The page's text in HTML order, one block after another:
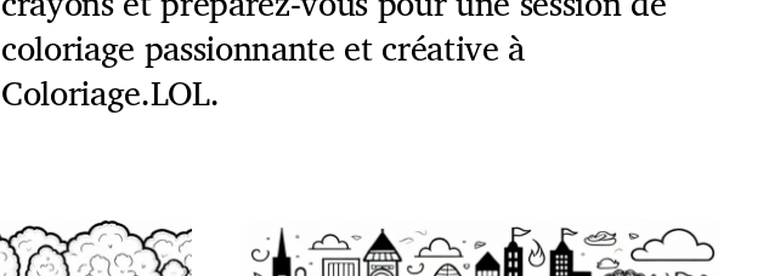
coloriage passionnante et créative à
Coloriage.LOL.